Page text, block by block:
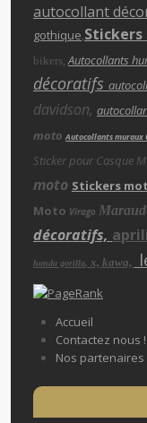
autocollant
gothique,Stickers
bikers,Autocollants
décoratifs
davidson,
motoAutocollants muraux
Sticker pour Casque
moto Stickers
Moto Virago
décoratifs,
honda gorilla, x, kawa,
Accueil
Contactez nous !
Nos partenaires